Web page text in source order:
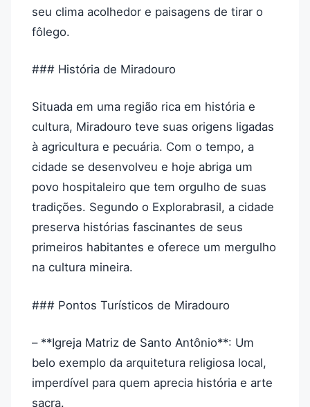
seu clima acolhedor e paisagens de tirar o
fôlego.
### História de Miradouro
Situada em uma região rica em história e
cultura, Miradouro teve suas origens ligadas
à agricultura e pecuária. Com o tempo, a
cidade se desenvolveu e hoje abriga um
povo hospitaleiro que tem orgulho de suas
tradições. Segundo o Explorabrasil, a cidade
preserva histórias fascinantes de seus
primeiros habitantes e oferece um mergulho
na cultura mineira.
### Pontos Turísticos de Miradouro
– **Igreja Matriz de Santo Antônio**: Um
belo exemplo da arquitetura religiosa local,
imperdível para quem aprecia história e arte
sacra.